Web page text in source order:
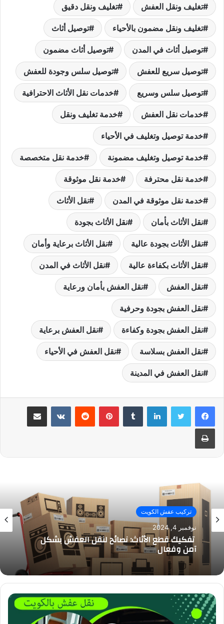
تغليف ونقل العفش تغليف ونقل دقيق
تغليف ونقل مضمون بالأحياء توصيل أثاث
توصيل أثاث في المدن توصيل أثاث مضمون
توصيل سريع للعفش توصيل سلس وجودة للعفش
توصيل سلس وسريع خدمات نقل الأثاث الاحترافية
خدمات نقل العفش خدمة تغليف ونقل
خدمة توصيل وتغليف في الأحياء
خدمة توصيل وتغليف مضمونة خدمة نقل متخصصة
خدمة نقل محترفة خدمة نقل موثوقة
خدمة نقل موثوقة في المدن نقل الأثاث
نقل الأثاث بأمان نقل الأثاث بجودة
نقل الأثاث بجودة عالية نقل الأثاث برعاية وأمان
نقل الأثاث بكفاءة عالية نقل الأثاث في المدن
نقل العفش نقل العفش بأمان ورعاية
نقل العفش بجودة وحرفية
نقل العفش بجودة وكفاءة نقل العفش برعاية
نقل العفش بسلاسة نقل العفش في الأحياء
نقل العفش في المدينة
لينكدإن بينتيريست مشاركة عبر البريد
طباعة
تركيب عفش الكويت
نوفمبر 4, 2024
تفكيك قطع الأثاث: نصائح لنقل العفش بشكل
آمن وفعال